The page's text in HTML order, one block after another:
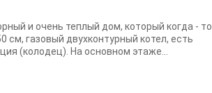
и очень теплый дом, который когда - то
газовый двухконтурный котел, есть
(колодец). На основном этаже...